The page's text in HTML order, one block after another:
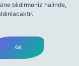
bildirmeniz halinde,